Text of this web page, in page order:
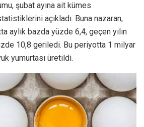
şubat ayına ait kümes
açıkladı. Buna nazaran,
aylık bazda yüzde 6,4, geçen yılın
10,8 geriledi. Bu periyotta 1 milyar
yumurtası üretildi.